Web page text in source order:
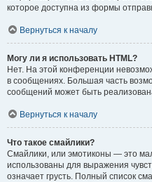
которое доступна из формы
Вернуться к началу
Могу ли я использовать HTML?
Нет. На этой конференции
в сообщениях. Большая часть
сообщений может быть
Вернуться к началу
Что такое смайлики?
Смайлики, или эмотиконы — это
использованы для выражения
означает грусть. Полный список